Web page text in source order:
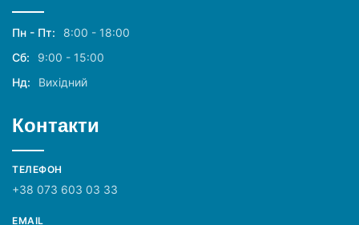
Пн - Пт:
8:00 - 18:00
Сб:
9:00 - 15:00
Нд:
Вихідний
Контакти
ТЕЛЕФОН
+38 073 603 03 33
EMAIL